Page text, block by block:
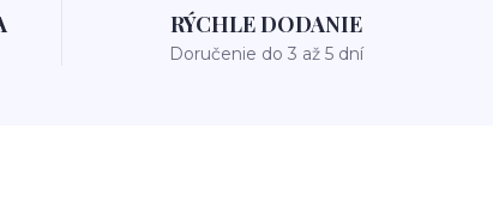
RÝCHLE DODANIE
Doručenie do 3 až 5 dní